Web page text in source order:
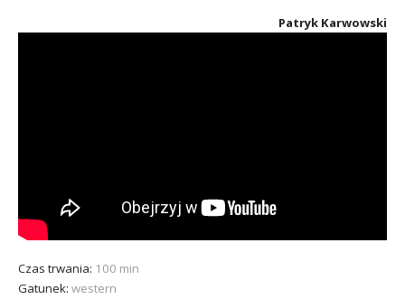
Patryk Karwowski
Czas trwania: 100 min
Gatunek: western